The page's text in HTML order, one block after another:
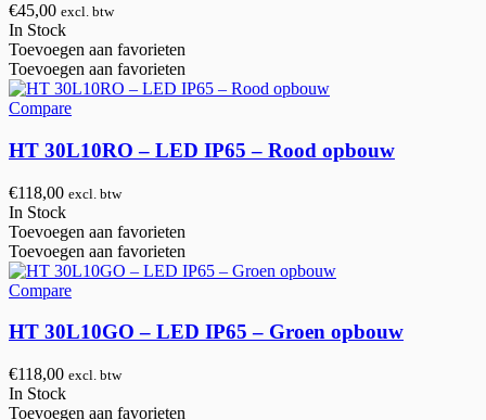
€45,00 excl. btw
In Stock
Toevoegen aan favorieten
Toevoegen aan favorieten
Compare
HT 30L10RO – LED IP65 – Rood opbouw
€118,00 excl. btw
In Stock
Toevoegen aan favorieten
Toevoegen aan favorieten
Compare
HT 30L10GO – LED IP65 – Groen opbouw
€118,00 excl. btw
In Stock
Toevoegen aan favorieten